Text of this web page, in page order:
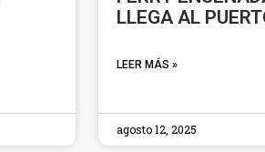
LLEGA AL
LEER MÁS »
agosto 12, 2025